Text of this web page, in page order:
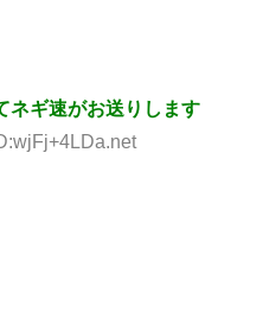
ネギ速がお送りします